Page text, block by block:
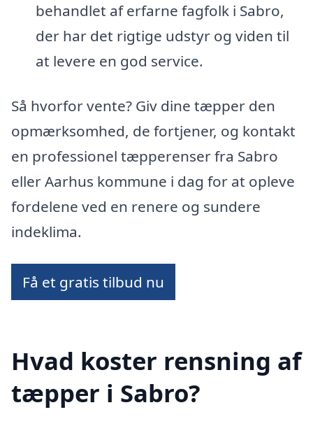
behandlet af erfarne fagfolk i Sabro,
der har det rigtige udstyr og viden til
at levere en god service.
Så hvorfor vente? Giv dine tæpper den
opmærksomhed, de fortjener, og kontakt
en professionel tæpperenser fra Sabro
eller Aarhus kommune i dag for at opleve
fordelene ved en renere og sundere
indeklima.
Få et gratis tilbud nu
Hvad koster rensning af
tæpper i Sabro?